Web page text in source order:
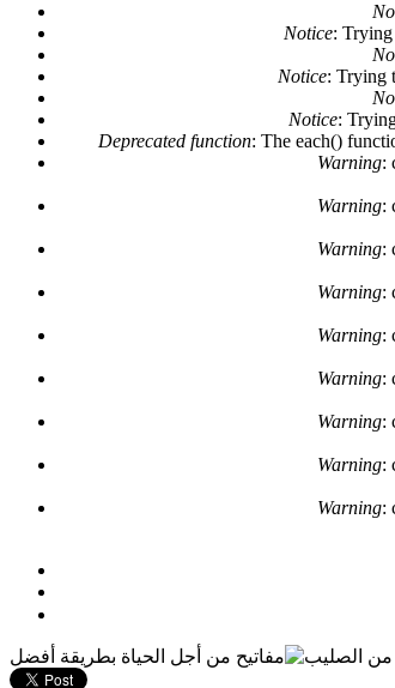
Mensaje de error
Notice: Trying
Notice: Trying
Notice:
Deprecated function: The each()
Warning:
Warning:
Warning:
Warning:
Warning:
Warning:
Warning:
Warning:
Warning:
مفاتيح من أجل الحياة بطريقة أفضل